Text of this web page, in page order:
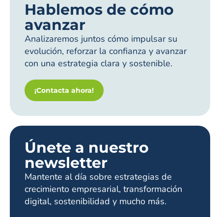
Hablemos de cómo
avanzar
Analizaremos juntos cómo impulsar su
evolución, reforzar la confianza y avanzar
con una estrategia clara y sostenible.
¡Contacta ahora!
Únete a nuestro
newsletter
Mantente al día sobre estrategias de
crecimiento empresarial, transformación
digital, sostenibilidad y mucho más.